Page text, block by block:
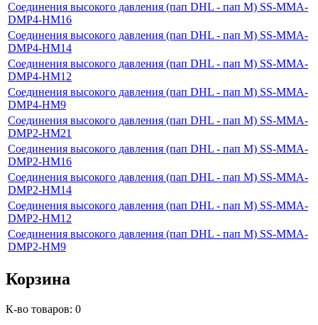
Cоединения высокого давления (пап DHL - пап M) SS-MMA-
DMP4-HM16
Cоединения высокого давления (пап DHL - пап M) SS-MMA-
DMP4-HM14
Cоединения высокого давления (пап DHL - пап M) SS-MMA-
DMP4-HM12
Cоединения высокого давления (пап DHL - пап M) SS-MMA-
DMP4-HM9
Cоединения высокого давления (пап DHL - пап M) SS-MMA-
DMP2-HM21
Cоединения высокого давления (пап DHL - пап M) SS-MMA-
DMP2-HM16
Cоединения высокого давления (пап DHL - пап M) SS-MMA-
DMP2-HM14
Cоединения высокого давления (пап DHL - пап M) SS-MMA-
DMP2-HM12
Cоединения высокого давления (пап DHL - пап M) SS-MMA-
DMP2-HM9
Корзина
К-во товаров: 0